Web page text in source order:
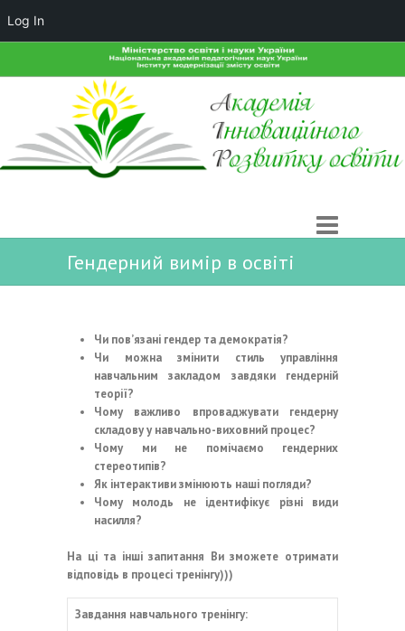
Гендерний вимір в освіті
Чи пов’язані гендер та демократія?
Чи можна змінити стиль управління
навчальним закладом завдяки гендерній
теорії?
Чому важливо впроваджувати гендерну
складову у навчально-виховний процес?
Чому ми не помічаємо гендерних
стереотипів?
Як інтерактиви змінюють наші погляди?
Чому молодь не ідентифікує різні види
насилля?
На ці та інші запитання Ви зможете отримати
відповідь в процесі тренінгу)))
Завдання навчального тренінгу:
Log In